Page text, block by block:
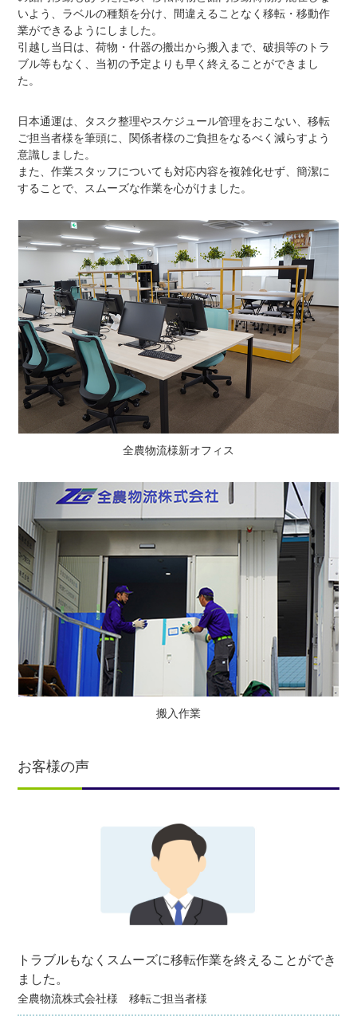
いよう、ラベルの種類を分け、間違えることなく移転・移動作
業ができるようにしました。
引越し当日は、荷物・什器の搬出から搬入まで、破損等のトラ
ブル等もなく、当初の予定よりも早く終えることができまし
た。
日本通運は、タスク整理やスケジュール管理をおこない、移転
ご担当者様を筆頭に、関係者様のご負担をなるべく減らすよう
意識しました。
また、作業スタッフについても対応内容を複雑化せず、簡潔に
することで、スムーズな作業を心がけました。
全農物流様新オフィス
搬入作業
お客様の声
トラブルもなくスムーズに移転作業を終えることができ
ました。
全農物流株式会社様 移転ご担当者様